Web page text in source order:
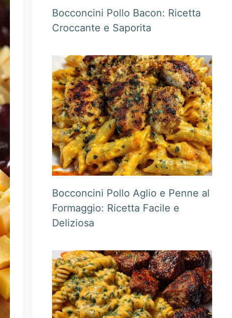
Bocconcini Pollo Bacon: Ricetta
Croccante e Saporita
Bocconcini Pollo Aglio e Penne al
Formaggio: Ricetta Facile e
Deliziosa